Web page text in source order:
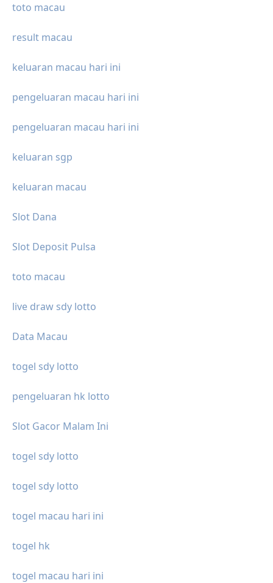
toto macau
result macau
keluaran macau hari ini
pengeluaran macau hari ini
pengeluaran macau hari ini
keluaran sgp
keluaran macau
Slot Dana
Slot Deposit Pulsa
toto macau
live draw sdy lotto
Data Macau
togel sdy lotto
pengeluaran hk lotto
Slot Gacor Malam Ini
togel sdy lotto
togel sdy lotto
togel macau hari ini
togel hk
togel macau hari ini